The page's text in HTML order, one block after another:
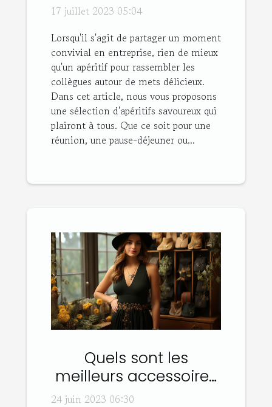
entreprise
17 juillet 2023 05:04
Lorsqu'il s'agit de partager un moment
convivial en entreprise, rien de mieux
qu'un apéritif pour rassembler les
collègues autour de mets délicieux.
Dans cet article, nous vous proposons
une sélection d'apéritifs savoureux qui
plairont à tous. Que ce soit pour une
réunion, une pause-déjeuner ou...
Quels sont les
meilleurs accessoires
de mode pour
24 juin 2023 06:30